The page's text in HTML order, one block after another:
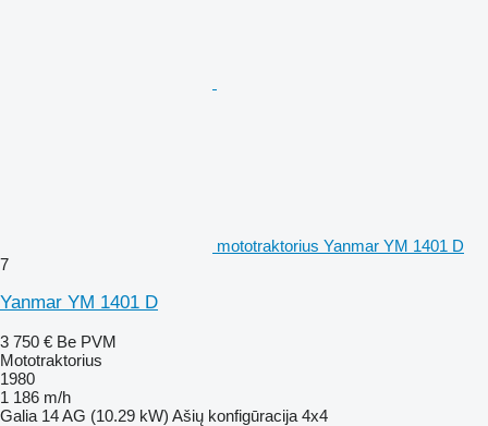
mototraktorius Yanmar YM 1401 D
7
Yanmar YM 1401 D
3 750 € Be PVM
Mototraktorius
1980
1 186 m/h
Galia 14 AG (10.29 kW) Ašių konfigūracija 4x4